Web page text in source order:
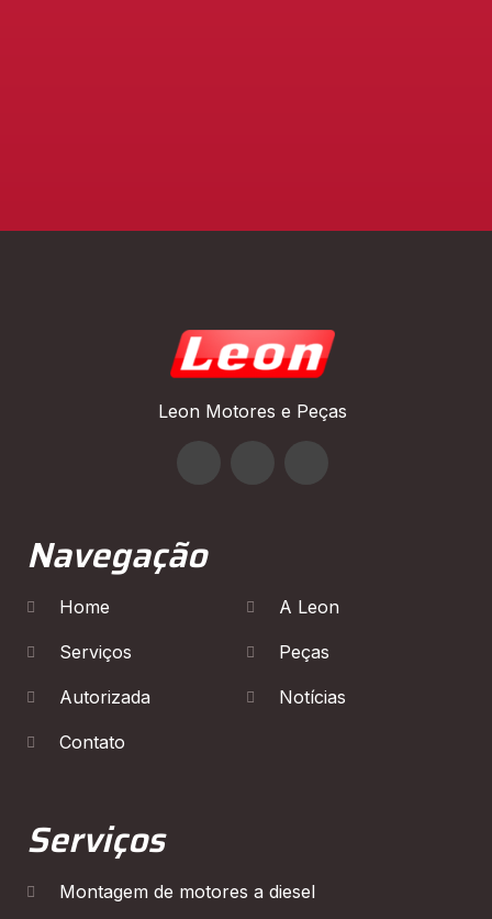
Leon Motores e Peças
Navegação
Home A Leon
Serviços Peças
Autorizada Notícias
Contato
Serviços
Montagem de motores a diesel